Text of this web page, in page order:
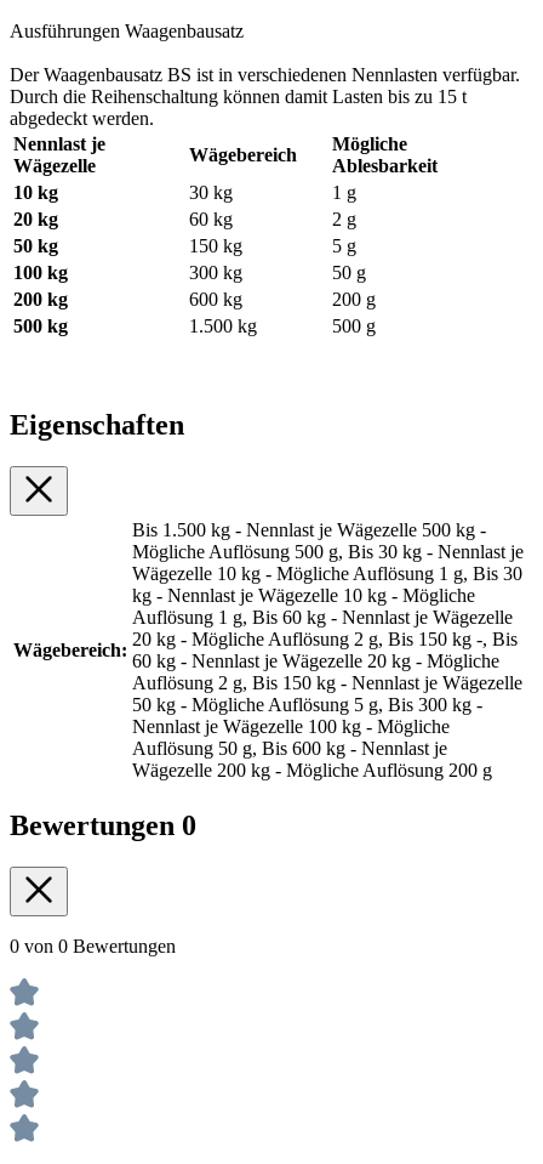
Ausführungen Waagenbausatz
Der Waagenbausatz BS ist in verschiedenen Nennlasten verfügbar.
Durch die Reihenschaltung können damit Lasten bis zu 15 t
abgedeckt werden.
Nennlast je
Wägezelle
Wägebereich
Mögliche
Ablesbarkeit
10 kg
30 kg
1 g
20 kg
60 kg
2 g
50 kg
150 kg
5 g
100 kg
300 kg
50 g
200 kg
600 kg
200 g
500 kg
1.500 kg 500 g
Eigenschaften
Wägebereich:
Bis 1.500 kg - Nennlast je Wägezelle 500 kg -
Mögliche Auflösung 500 g, Bis 30 kg - Nennlast je
Wägezelle 10 kg - Mögliche Auflösung 1 g, Bis 30
kg - Nennlast je Wägezelle 10 kg - Mögliche
Auflösung 1 g, Bis 60 kg - Nennlast je Wägezelle
20 kg - Mögliche Auflösung 2 g, Bis 150 kg -, Bis
60 kg - Nennlast je Wägezelle 20 kg - Mögliche
Auflösung 2 g, Bis 150 kg - Nennlast je Wägezelle
50 kg - Mögliche Auflösung 5 g, Bis 300 kg -
Nennlast je Wägezelle 100 kg - Mögliche
Auflösung 50 g, Bis 600 kg - Nennlast je
Wägezelle 200 kg - Mögliche Auflösung 200 g
Bewertungen 0
0 von 0 Bewertungen